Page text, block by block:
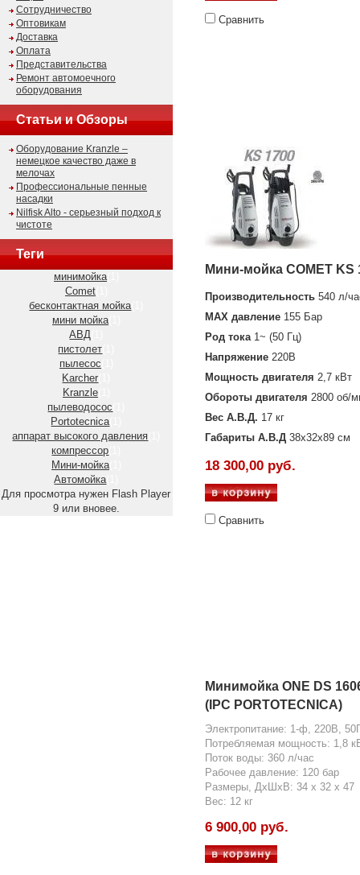
Сотрудничество
Оптовикам
Доставка
Оплата
Представительства
Ремонт автомоечного
оборудования
Статьи и Обзоры
Оборудование Kranzle –
немецкое качество даже в
мелочах
Профессиональные пенные
насадки
Nilfisk Alto - серьезный подход к
чистоте
Теги
минимойка(1)
Comet
бесконтактная мойка(1)
мини мойка(1)
АВД
пистолет
пылесос
Karcher
Kranzle
пылеводосос
Portotecnica(1)
аппарат высокого давления
компрессор
Мини-мойка(1)
Автомойка(1)
Для просмотра нужен Flash Player
9 или вновее.
Сравнить
Мини-мойка COMET KS
Производительность 540 л/
MAX давление 155 Бар
Род тока 1~ (50 Гц)
Напряжение 220В
Мощность двигателя 2,7 кВт
Обороты двигателя 2800 об/
Вес А.В.Д. 17 кг
Габариты А.В.Д 38х32х89 см
18 300,00 руб.
Сравнить
Минимойка ONE DS
(IPC PORTOTECNICA)
Электропитание: 1-ф, 220В,
Потребляемая мощность: 1,8
Поток воды: 360 л/час
Рабочее давление: 120 бар
Размеры, ДхШхВ: 34 x 32 x 47
Вес: 12 кг
6 900,00 руб.